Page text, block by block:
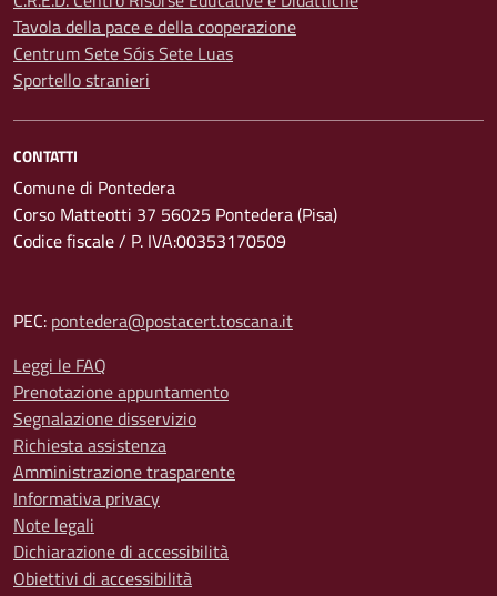
Tavola della pace e della cooperazione
Centrum Sete Sóis Sete Luas
Sportello stranieri
CONTATTI
Comune di Pontedera
Corso Matteotti 37 56025 Pontedera (Pisa)
Codice fiscale / P. IVA:00353170509
PEC: pontedera@postacert.toscana.it
Leggi le FAQ
Prenotazione appuntamento
Segnalazione disservizio
Richiesta assistenza
Amministrazione trasparente
Informativa privacy
Note legali
Dichiarazione di accessibilità
Obiettivi di accessibilità